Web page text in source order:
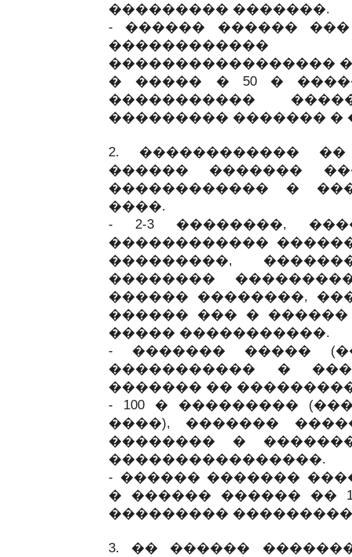
��������� �������.
- ������ ������
�����������������
� ����� � 50 �
�����������
��������� ������� �
2. ������������
������ �������
������������ �
����.
- 2-3 ��������,
������������
���������,
��������
������ ��������,
������ ��� �
����� �����������.
- ������� �����
����������� �
������� ��
- 100 � ���������
����), �������
�������� �
����������������.
- ������ �������
� ������ ������ ��
���������
3. �� ������